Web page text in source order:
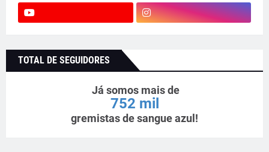
TOTAL DE SEGUIDORES
Já somos mais de
752 mil
gremistas de sangue azul!